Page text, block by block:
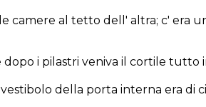
camere al tetto dell' altra; c' era
dopo i pilastri veniva il cortile
vestibolo della porta interna era di